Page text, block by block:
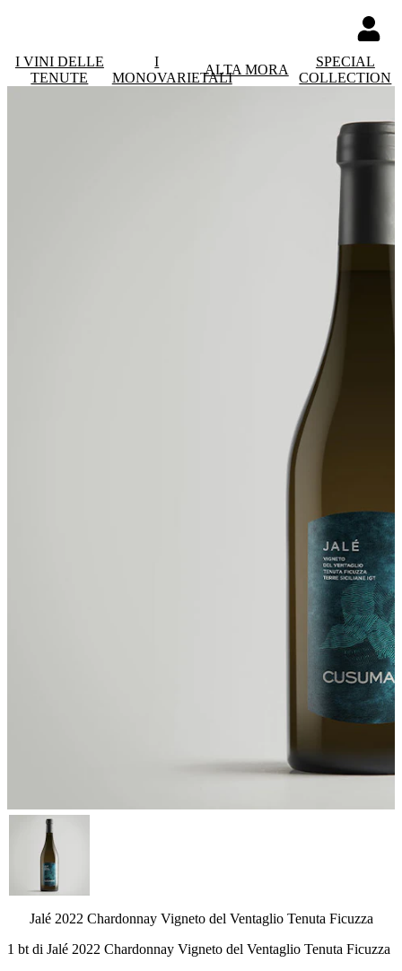
I VINI DELLE
TENUTE
I
MONOVARIETALI
ALTA MORA
SPECIAL
COLLECTION
Jalé 2022 Chardonnay Vigneto del Ventaglio Tenuta Ficuzza
1 bt di Jalé 2022 Chardonnay Vigneto del Ventaglio Tenuta Ficuzza